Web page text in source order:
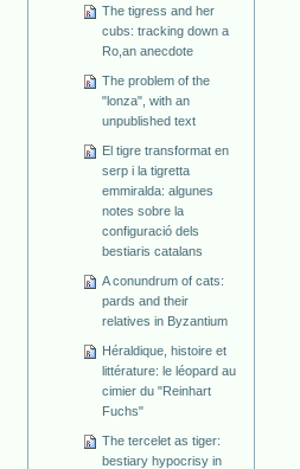
The tigress and her
cubs: tracking down a
Ro,an anecdote
The problem of the
"lonza", with an
unpublished text
El tigre transformat en
serp i la tigretta
emmiralda: algunes
notes sobre la
configuració dels
bestiaris catalans
A conundrum of cats:
pards and their
relatives in Byzantium
Héraldique, histoire et
littérature: le léopard au
cimier du "Reinhart
Fuchs"
The tercelet as tiger:
bestiary hypocrisy in